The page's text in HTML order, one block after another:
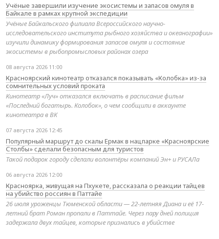
Учёные завершили изучение экосистемы и запасов омуля в
Байкале в рамках крупной экспедиции
Учёные Байкальского филиала Всероссийского научно-
исследовательского института рыбного хозяйства и океанографии»
изучили динамику формирования запасов омуля и состояние
экосистемы в рыбопромысловых районах озера
08 августа 2026 11:00
Красноярский кинотеатр отказался показывать «Колобка» из-за
сомнительных условий проката
Кинотеатр «Луч» отказался включать в расписание фильм
«Последний богатырь. Колобок», о чем сообщили в аккаунте
кинотеатра в ВК
07 августа 2026 12:45
Популярный маршрут до скалы Ермак в нацпарке «Красноярские
Столбы» сделали безопасным для туристов
Такой подарок городу сделали волонтёры компаний Эн+ и РУСАЛа
06 августа 2026 12:00
Красноярка, живущая на Пхукете, рассказала о реакции тайцев
на убийство россиян в Паттайе
26 июля уроженцы Тюменской области — 22-летняя Диана и её 17-
летний брат Роман пропали в Паттайе. Через пару дней полиция
задержала двух тайцев, которые признались в убийстве